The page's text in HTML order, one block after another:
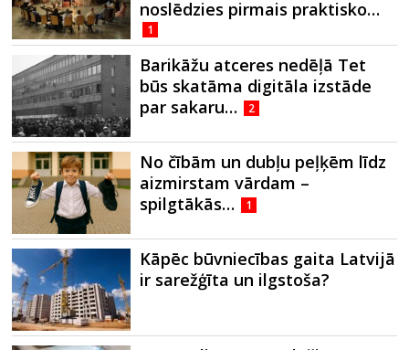
noslēdzies pirmais praktisko…
1
Barikāžu atceres nedēļā Tet
būs skatāma digitāla izstāde
par sakaru…
2
No čībām un dubļu peļķēm līdz
aizmirstam vārdam –
spilgtākās…
1
Kāpēc būvniecības gaita Latvijā
ir sarežģīta un ilgstoša?